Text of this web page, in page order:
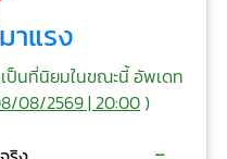
าแรง
ป็นที่นิยมในขณะนี้ อัพเดท
08/2569 | 20:00)